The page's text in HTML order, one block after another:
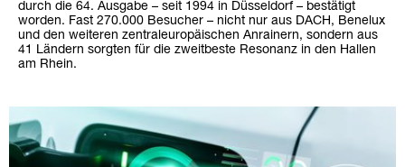
durch die 64. Ausgabe – seit 1994 in Düsseldorf – bestätigt
worden. Fast 270.000 Besucher – nicht nur aus DACH, Benelux
und den weiteren zentraleuropäischen Anrainern, sondern aus
41 Ländern sorgten für die zweitbeste Resonanz in den Hallen
am Rhein.